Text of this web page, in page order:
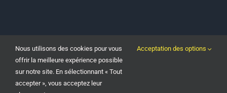
Location de voitures à Thessalonique | Angelaki 15 | Location de
Nous utilisons des cookies pour vous
offrir la meilleure expérience possible
sur notre site. En sélectionnant « Tout
accepter », vous acceptez leur
Acceptation des options